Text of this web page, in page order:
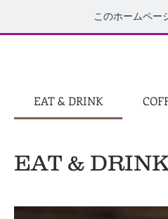
このホームペー
EAT & DRINK
EAT &